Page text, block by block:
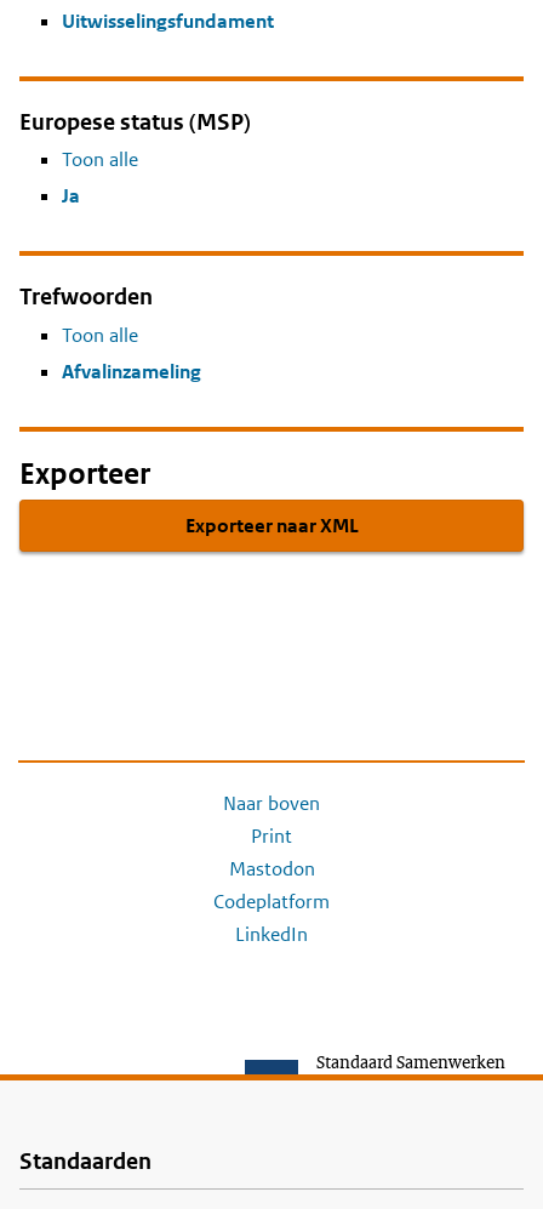
Uitwisselingsfundament
Europese status (MSP)
Toon alle
Ja
Trefwoorden
Toon alle
Afvalinzameling
Exporteer
Exporteer naar XML
Naar boven
Print
Mastodon
Codeplatform
LinkedIn
Standaard Samenwerken
Voet
Standaarden